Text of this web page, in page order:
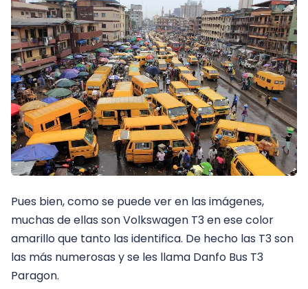
Pues bien, como se puede ver en las imágenes,
muchas de ellas son Volkswagen T3 en ese color
amarillo que tanto las identifica. De hecho las T3 son
las más numerosas y se les llama Danfo Bus T3
Paragon.